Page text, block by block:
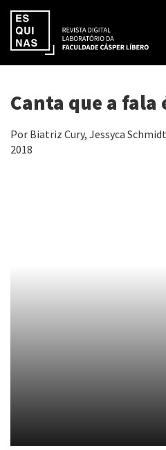
Canta que a fala
Por Biatriz Cury, Jessyca
2018